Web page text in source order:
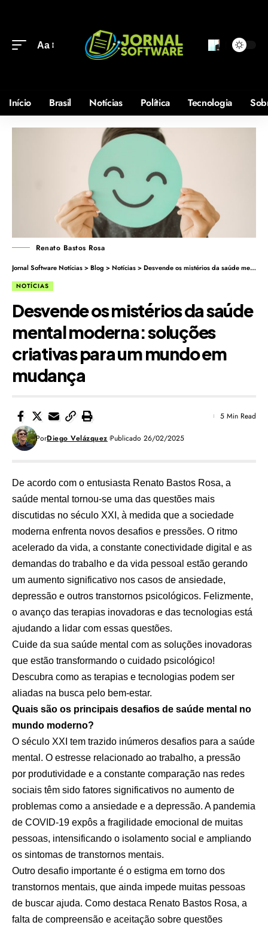
Aa
Início Brasil Notícias Política Tecnologia
Renato Bastos Rosa
Jornal Software Notícias>Blog >Notícias>Desvende os mistérios da saúde mental moderna: soluções criativas para um mundo em mudança
NOTÍCIAS
Desvende os mistérios da saúde
mental moderna: soluções
criativas para um mundo em
mudança
PorDiego Velázquez Publicado 26/02/2025
5 Min Read
De acordo com o entusiasta Renato Bastos Rosa, a
saúde mental tornou-se uma das questões mais
discutidas no século XXI, à medida que a sociedade
moderna enfrenta novos desafios e pressões. O ritmo
acelerado da vida, a constante conectividade digital e as
demandas do trabalho e da vida pessoal estão gerando
um aumento significativo nos casos de ansiedade,
depressão e outros transtornos psicológicos. Felizmente,
o avanço das terapias inovadoras e das tecnologias está
ajudando a lidar com essas questões.
Cuide da sua saúde mental com as soluções inovadoras
que estão transformando o cuidado psicológico!
Descubra como as terapias e tecnologias podem ser
aliadas na busca pelo bem-estar.
Quais são os principais desafios de saúde mental no
mundo moderno?
O século XXI tem trazido inúmeros desafios para a saúde
mental. O estresse relacionado ao trabalho, a pressão
por produtividade e a constante comparação nas redes
sociais têm sido fatores significativos no aumento de
problemas como a ansiedade e a depressão. A pandemia
de COVID-19 expôs a fragilidade emocional de muitas
pessoas, intensificando o isolamento social e ampliando
os sintomas de transtornos mentais.
Outro desafio importante é o estigma em torno dos
transtornos mentais, que ainda impede muitas pessoas
de buscar ajuda. Como destaca Renato Bastos Rosa, a
falta de compreensão e aceitação sobre questões